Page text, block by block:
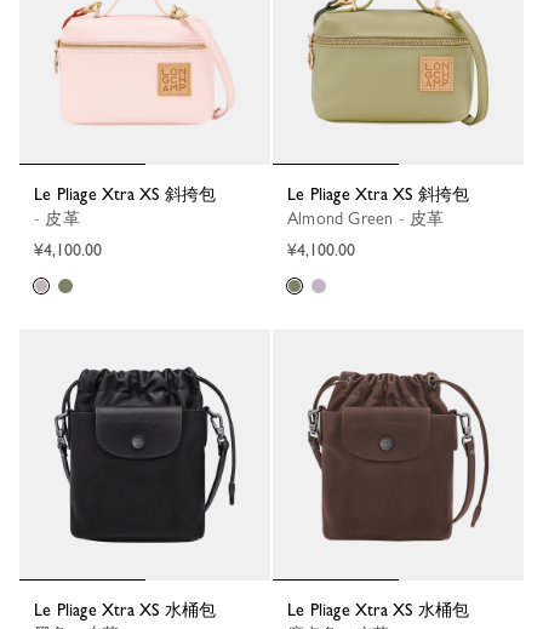
Le Pliage Xtra XS 斜挎包
- 皮革
¥4,100.00
Le Pliage Xtra XS 斜挎包
Almond Green - 皮革
¥4,100.00
Le Pliage Xtra XS 水桶包
Le Pliage Xtra XS 水桶包